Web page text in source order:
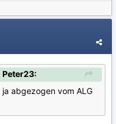
Peter23:
abgezogen vom ALG